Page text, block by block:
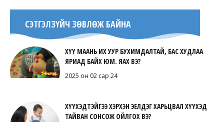
СЭТГЭЛЗҮЙЧ ЗӨВЛӨЖ БАЙНА
ХҮҮ МААНЬ ИХ УУР БУХИМДАЛТАЙ, БАС ХУДЛАА
ЯРИАД БАЙХ ЮМ. ЯАХ ВЭ?
2025 он 02 сар 24
ХҮҮХЭДТЭЙГЭЭ ХЭРХЭН ЭЕЛДЭГ ХАРЬЦВАЛ ХҮҮХЭД
ТАЙВАН СОНСОЖ ОЙЛГОХ ВЭ?